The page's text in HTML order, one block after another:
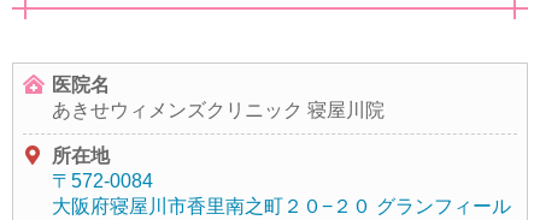
医院名
あきせウィメンズクリニック 寝屋川院
所在地
〒572-0084
大阪府寝屋川市香里南之町２０−２０ グランフィール